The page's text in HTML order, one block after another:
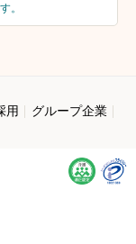
。
用
グループ企業